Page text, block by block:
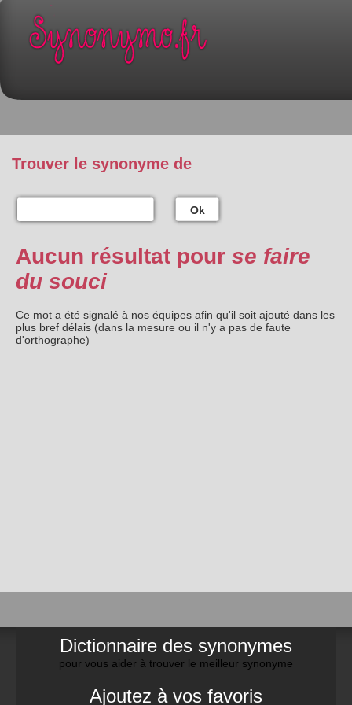
Trouver le synonyme de
Ok
Aucun résultat pour se faire
du souci
Ce mot a été signalé à nos équipes afin qu'il soit ajouté dans les
plus bref délais (dans la mesure ou il n'y a pas de faute
d'orthographe)
Dictionnaire des synonymes
pour vous aider à trouver le meilleur synonyme
Ajoutez à vos favoris